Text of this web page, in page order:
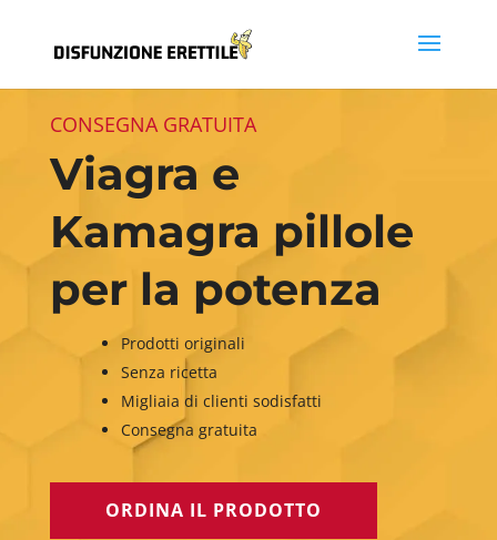
CONSEGNA GRATUITA
Viagra e
Kamagra pillole
per la potenza
Prodotti originali
Senza ricetta
Migliaia di clienti sodisfatti
Consegna gratuita
ORDINA IL PRODOTTO